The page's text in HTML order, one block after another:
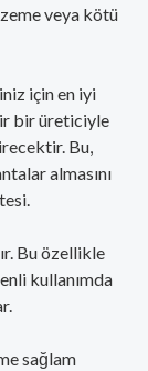
veya kötü
için en iyi
bir üreticiyle
Bu,
almasını
Bu özellikle
kullanımda
sağlam